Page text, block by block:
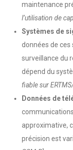
maintenance
l’utilisation de
Systèmes de
données de
surveillance du
dépend du
fiable sur
Données de
approximative,
précision est